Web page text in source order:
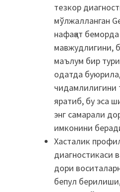
тезкор
мўлжалланган
нафақат
мавжудлигини,
маълум бир
одатда
яратиб, бу эса
энг самарали
имконини
Хасталик
диагностикаси
дори
бепул берилиши,